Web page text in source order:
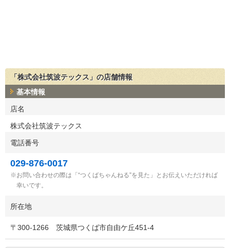
「株式会社筑波テックス」の店舗情報
基本情報
店名
株式会社筑波テックス
電話番号
029-876-0017
お問い合わせの際は「“つくばちゃんねる”を見た」とお伝えいただければ
幸いです。
所在地
〒 300-1266 茨城県つくば市自由ケ丘451-4